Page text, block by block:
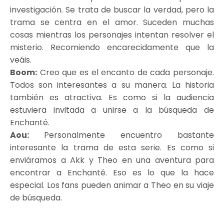
investigación. Se trata de buscar la verdad, pero la
trama se centra en el amor. Suceden muchas
cosas mientras los personajes intentan resolver el
misterio. Recomiendo encarecidamente que la
veáis.
Boom: Creo que es el encanto de cada personaje.
Todos son interesantes a su manera. La historia
también es atractiva. Es como si la audiencia
estuviera invitada a unirse a la búsqueda de
Enchanté.
Aou: Personalmente encuentro bastante
interesante la trama de esta serie. Es como si
enviáramos a Akk y Theo en una aventura para
encontrar a Enchanté. Eso es lo que la hace
especial. Los fans pueden animar a Theo en su viaje
de búsqueda.